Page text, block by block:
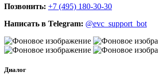
Позвонить: +7 (495) 180-30-30
Написать в Telegram: @evc_support_bot
Диалог